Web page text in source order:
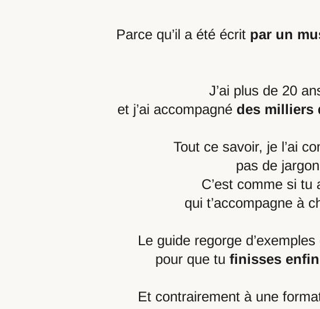
Parce qu’il a été écrit par un
J’ai plus de 20
et j’ai accompagné des milliers
Tout ce savoir, je l’ai
pas de
C’est comme si tu
qui t’accompagne à
Le guide regorge
pour que tu finisses
Et contrairement à une